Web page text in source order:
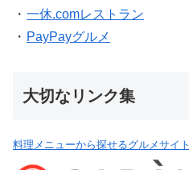
・ 一休.comレストラン
・ PayPayグルメ
大切なリンク集
料理メニューから探せるグルメサイト